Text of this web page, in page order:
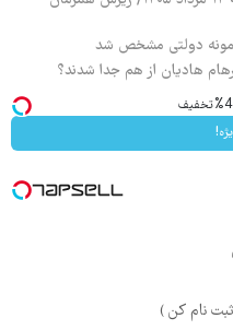
نمونه دولتی مشخص شد
هادیان از هم جدا شدند؟
نام کن )